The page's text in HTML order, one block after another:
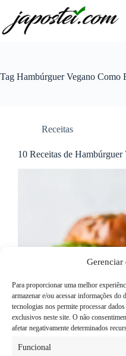
Gerenciar
Para proporcionar uma melhor
armazenar e/ou acessar informações
tecnologias nos permite processar
exclusivos neste site. O não
afetar negativamente determinados
Funcional
conteúdo
Tag Hambúrguer Vegano Como
Receitas
10 Receitas de